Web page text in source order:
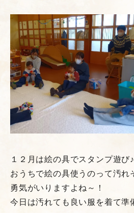
１２月は絵の具でスタンプ遊び♪
おうちで絵の具使うのって汚れ
勇気がいりますよね～！
今日は汚れても良い服を着て準